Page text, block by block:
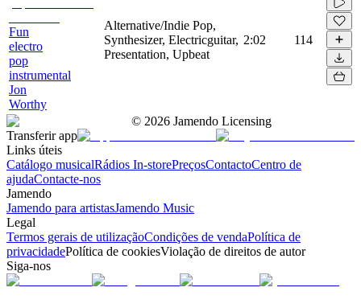
Fun
electro
pop
instrumental
Jon
Worthy
Alternative/Indie Pop,
Synthesizer, Electricguitar,
Presentation, Upbeat
2:02 114
© 2026 Jamendo Licensing
Transferir app
Links úteis
Catálogo musicalRádios In-storePreçosContactoCentro de
ajudaContacte-nos
Jamendo
Jamendo para artistasJamendo Music
Legal
Termos gerais de utilizaçãoCondições de vendaPolítica de
privacidadePolítica de cookiesViolação de direitos de autor
Siga-nos